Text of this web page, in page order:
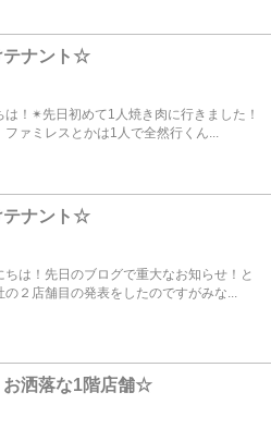
テナント☆
は！✴先日初めて1人焼き肉に行きました！
ファミレスとかは1人で全然行くん...
テナント☆
ちは！先日のブログで重大なお知らせ！と
の２店舗目の発表をしたのですがみな...
洒落な1階店舗☆